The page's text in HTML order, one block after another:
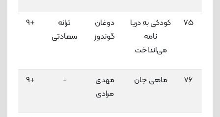
75
کودکی به دریا
نامه
می‌انداخت
دوغان
گوندوز
ترانه
سعادتی
+9
76 ماهی جان
مهدی
مرادی
-
+9